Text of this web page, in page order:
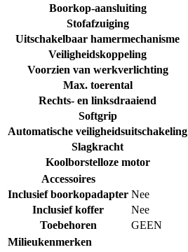
Boorkop-aansluiting
Stofafzuiging
Uitschakelbaar hamermechanisme
Veiligheidskoppeling
Voorzien van werkverlichting
Max. toerental
Rechts- en linksdraaiend
Softgrip
Automatische veiligheidsuitschakeling
Slagkracht
Koolborstelloze motor
Accessoires
Inclusief boorkopadapter Nee
Inclusief koffer
Nee
Toebehoren
GEEN
Milieukenmerken